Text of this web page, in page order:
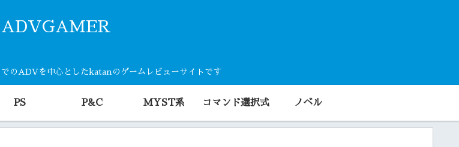
ADVGAMER
のADVを中心としたkatanのゲームレビューサイトです
PS P&C MYST系 コマンド選択式 ノベル